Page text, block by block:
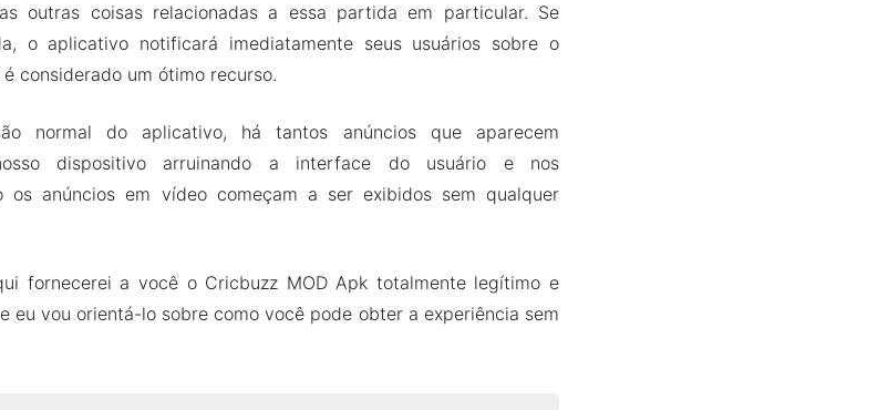
outras coisas relacionadas a essa partida em particular. Se
o aplicativo notificará imediatamente seus usuários sobre o
considerado um ótimo recurso.
normal do aplicativo, há tantos anúncios que aparecem
dispositivo arruinando a interface do usuário e nos
os anúncios em vídeo começam a ser exibidos sem qualquer
fornecerei a você o Cricbuzz MOD Apk totalmente legítimo e
eu vou orientá-lo sobre como você pode obter a experiência sem